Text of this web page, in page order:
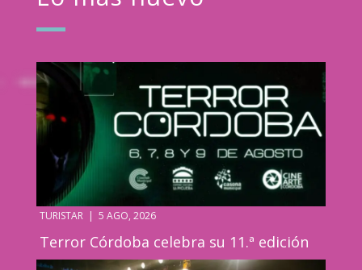
TURISTAR | 5 AGO, 2026
Terror Córdoba celebra su 11.ª edición